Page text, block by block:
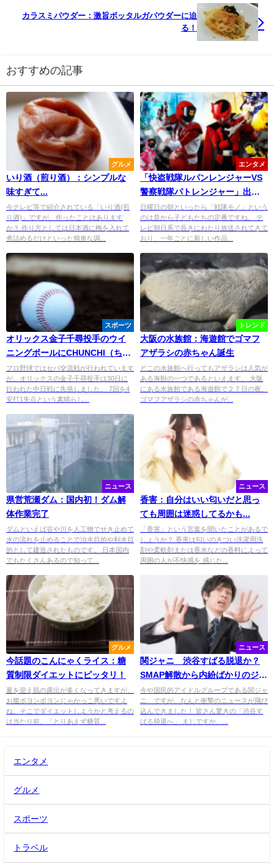
カラスミパウダー：激旨ボッタルガパウダーに迫
る！
おすすめの記事
グルメ
いり酒（煎り酒）：シンプルな
味すぎて...
今テレビ等で紹介されている「いり酒(煎
り酒)」ですが、作ったことはあります
か？ 作り方としては日本酒に梅を入れて
煮詰めるだけといった簡単な調...
エンタメ
「快盗戦隊ルパンレンジャーVS
警察戦隊パトレンジャー」出演
者発表！注目はパトレン３号奥
山かずさ
日曜日の朝といったら「戦隊モノ」という
のは昔から子どもたちの定番ですね。 テ
レビ朝日系で長きにわたり放送されてきて
おり、一年ごとに新しい作品...
スポーツ
オリックス金子千尋投手のウイ
ニングボールにCHUNCHI（ちゅ
んち）？
プロ野球ではセパ交流戦が行われています
が、オリックスの金子千尋投手は30日に
行われた中日戦に先発しました。 7回を4
安打1失点という素晴らし...
トレンド
大阪の水族館：海遊館でゴマフ
アザラシの赤ちゃん誕生
どこの水族館へ行ってもアザラシは人気が
ある海獣の一つであるといえます。 大阪
にある水族館である海遊館で２７日の夜、
ゴマフアザラシの赤ちゃんが...
ニュース
県営荒瀬ダム：国内初！ダム解
体作業完了
ダムといえば谷や川を人工物でせき止めて
水の流れを止めることで治水目的や利水目
的として建造されたものです。 日本国内
でもたくさんあるので知って...
ニュース
香害：自分はいい匂いだと思っ
ても周囲は迷惑してるかも...
「香害」という言葉を聞いたことがあるで
しょうか？ 香害は匂いのきつい洗濯用洗
剤や柔軟剤または香水などの香料によって
周囲の人が不快感を 感じた...
グルメ
今話題のこんにゃくライス：糖
質制限ダイエットにピッタリ！
夏を迎え肌の露出が多くなってきますが、
お腹ポヨンポヨンじゃかっこ悪いですよ
ね。そこでダイエットしようかと考えるの
は当たり前。「とりあえず糖質...
ニュース
関ジャニ∞渋谷すばる脱退か？
SMAP解散から内紛ばかりのジャ
ニーズは大丈夫？
今や国民的アイドルグループである関ジャ
ニ∞ですが、なんと衝撃のニュースが飛び
込んできました！ 皆さん驚きの「渋谷す
ばる脱退へ」 まじですか、...
エンタメ
グルメ
スポーツ
トラベル